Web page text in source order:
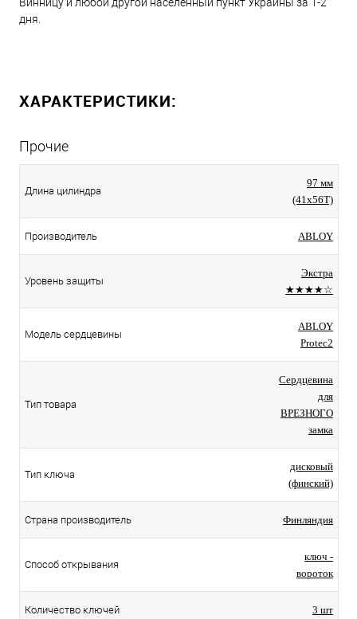
дня.
ХАРАКТЕРИСТИКИ:
Прочие
Длина цилиндра
97 мм
(41x56T)
Производитель ABLOY
Уровень защиты
Экстра
★★★★☆
Модель сердцевины
ABLOY
Protec2
Тип товара
Сердцевина
для
ВРЕЗНОГО
замка
Тип ключа
дисковый
(финский)
Страна производитель Финляндия
Способ открывания
ключ -
вороток
Количество ключей 3 шт